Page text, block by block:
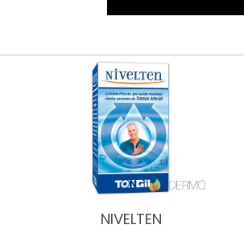
NIVELTEN